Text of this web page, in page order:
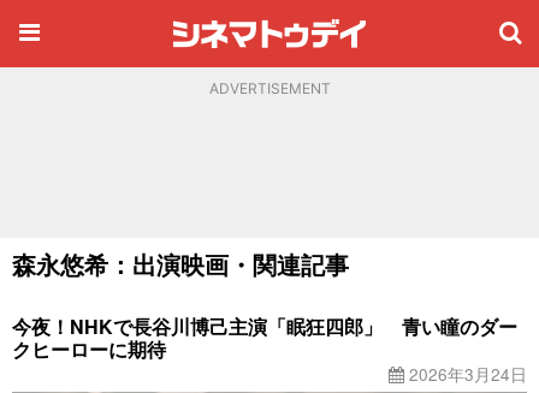
ADVERTISEMENT
森永悠希：出演映画・関連記事
今夜！NHKで長谷川博己主演「眠狂四郎」 青い瞳のダー
クヒーローに期待
2026年3月24日